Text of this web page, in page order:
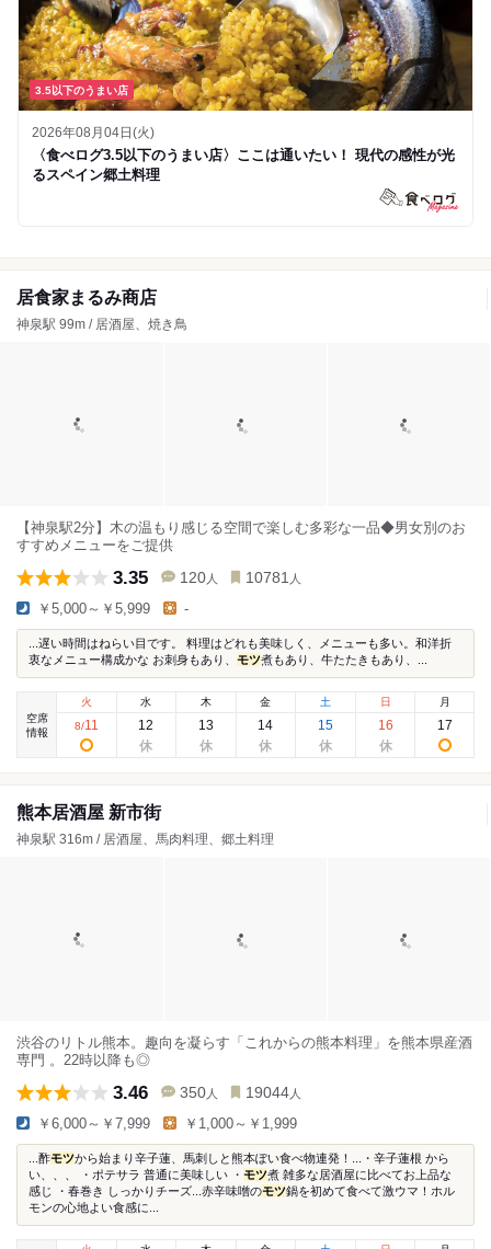
3.5以下のうまい店
2026年08月04日(火)
〈食べログ3.5以下のうまい店〉ここは通いたい！ 現代の感性が光
るスペイン郷土料理
居食家まるみ商店
神泉駅 99m / 居酒屋、焼き鳥
【神泉駅2分】木の温もり感じる空間で楽しむ多彩な一品◆男女別のお
すすめメニューをご提供
3.35 120 人 10781 人
￥5,000～￥5,999 -
...遅い時間はねらい目です。 料理はどれも美味しく、メニューも多い。和洋折
衷なメニュー構成かな お刺身もあり、 モツ煮もあり、牛たたきもあり、...
空席
情報
火
8/11
水
12
木
13
金
14
土
15
日
16
月
17
熊本居酒屋 新市街
神泉駅 316m / 居酒屋、馬肉料理、郷土料理
渋谷のリトル熊本。趣向を凝らす「これからの熊本料理」を熊本県産酒
専門 。22時以降も◎
3.46 350 人 19044 人
￥6,000～￥7,999 ￥1,000～￥1,999
...酢モツから始まり辛子蓮、馬刺しと熊本ぽい食べ物連発！...・辛子蓮根 から
い、、、 ・ポテサラ 普通に美味しい ・ モツ煮 雑多な居酒屋に比べてお上品な
感じ ・春巻き しっかりチーズ...赤辛味噌のモツ鍋を初めて食べて激ウマ！ホル
モンの心地よい食感に...